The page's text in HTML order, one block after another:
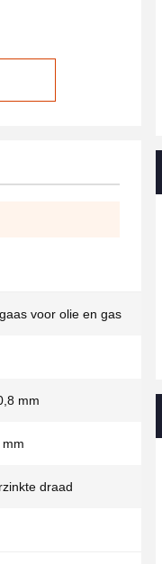
voor olie en gas
mm
draad